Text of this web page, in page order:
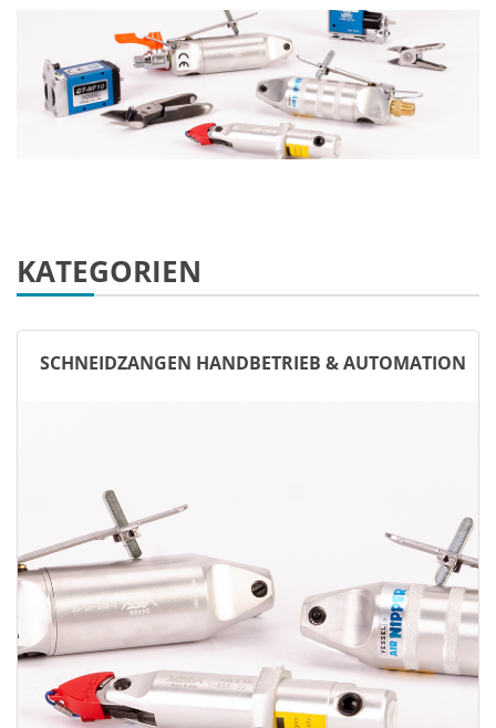
KATEGORIEN
SCHNEIDZANGEN HANDBETRIEB & AUTOMATION